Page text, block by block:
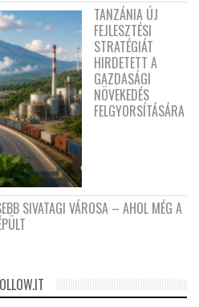
TANZÁNIA ÚJ
FEJLESZTÉSI
STRATÉGIÁT
HIRDETETT A
GAZDASÁGI
NÖVEKEDÉS
FELGYORSÍTÁSÁRA
SIVATAGI VÁROSA – AHOL MÉG A